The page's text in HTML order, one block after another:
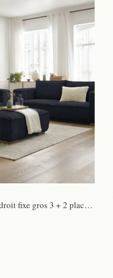
Chelsea ensemble canapé droit fixe gros 3 + 2 places velours côtelé noir